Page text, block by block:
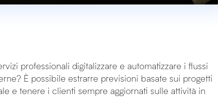
professionali digitalizzare e automatizzare i flussi
È possibile estrarre previsioni basate sui progetti
e tenere i clienti sempre aggiornati sulle attività in